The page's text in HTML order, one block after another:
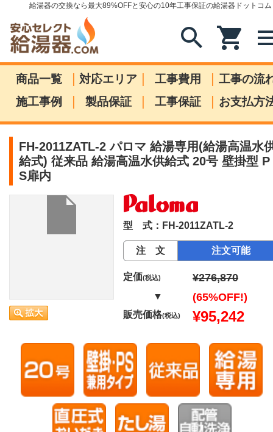
給湯器の交換なら最大89%OFFと安心の10年工事保証の給湯器ドットコム
search shopping_cart
商品一覧 | 対応エリア | 工事費用 | 工事の流
施工事例
| 製品保証 | 工事保証 | お支払方
FH-2011ZATL-2 パロマ 給湯専用(給湯高温水
給式) 従来品 給湯高温水供給式 20号 壁掛型 P
S扉内
型 式：FH-2011ZATL-2
注 文 注文可能
定価(税込) ¥276,870
▼ (65%OFF!)
販売価格(税込) ¥95,242